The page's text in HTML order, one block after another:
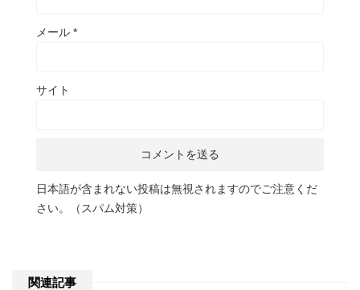
メール *
サイト
日本語が含まれない投稿は無視されますのでご注意くだ
さい。（スパム対策）
関連記事